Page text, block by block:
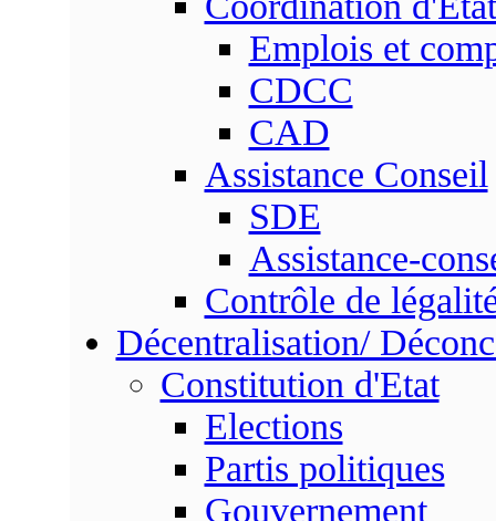
Emplois et
CDCC
CAD
Assistance Conseil
SDE
Assistance-
Contrôle de
Décentralisation/
Constitution d'Etat
Elections
Partis politiques
Gouvernement